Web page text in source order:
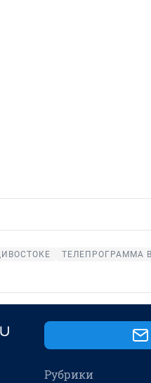
ТЕЛЕПРОГРАММА
Рубрики